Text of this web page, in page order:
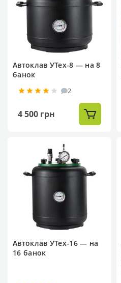
Автоклав УТех-8 — на 8
банок
2
4 500 грн
Автоклав УТех-16 — на
16 банок